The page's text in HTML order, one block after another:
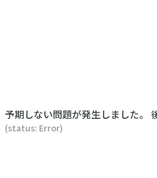
予期しない問題が発生しました。
(status: Error)